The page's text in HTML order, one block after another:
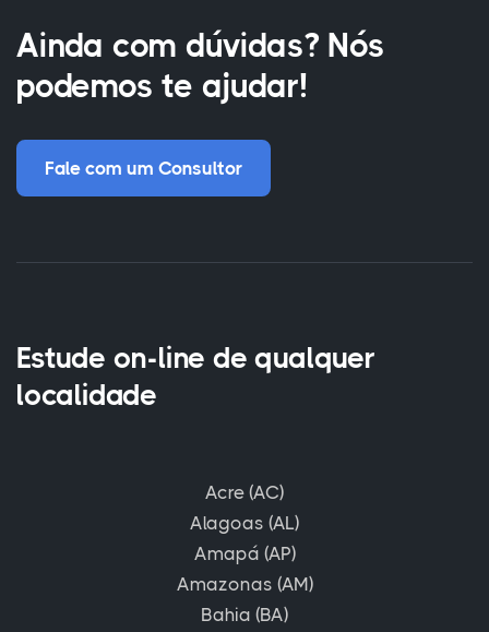
Ainda com dúvidas? Nós
podemos te ajudar!
Fale com um Consultor
Estude on-line de qualquer
localidade
Acre (AC)
Alagoas (AL)
Amapá (AP)
Amazonas (AM)
Bahia (BA)